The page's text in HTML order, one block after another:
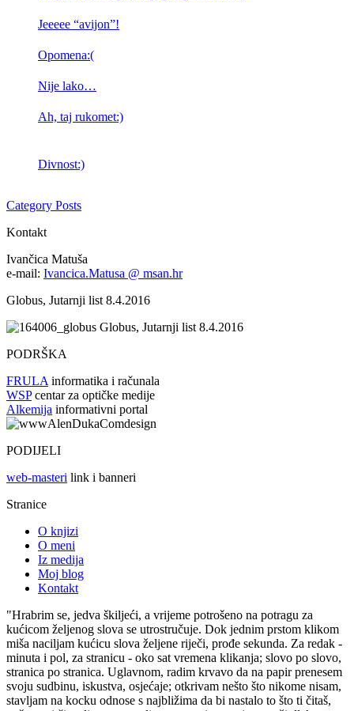
Jeeeee “avijon”!
Opomena:(
Nije lako…
Ah, taj rukomet:)
Divnost:)
Category Posts
Kontakt
Ivančica Matuša
e-mail: Ivancica.Matusa @ msan.hr
Globus, Jutarnji list 8.4.2016
Globus, Jutarnji list 8.4.2016
PODRŠKA
FRULA informatika i računala
WSPcentar za optičke medije
Alkemija informativni portal
PODIJELI
web-masteri link i banneri
Stranice
O knjizi
O meni
Iz medija
Moj blog
Kontakt
"Hrabrim se, jedva škiljeći, a vrijeme potrošeno na potragu za
kućicom željenog slova se utrostručuje. Dok jednim prstom klikom
miša naciljam kućicu slova željene riječi, prođe sekunda. Za redak -
minuta i pol, za stranicu - oko sat vremena klikanja; slovo po slovo,
stranica po stranica. Uglavnom, radim krvavo da na papir prenesem
svoju sudbinu, iskustva, osjećaje; otkrivam nešto što nikome nisam,
stavljam na kocku odnose s najbližima da bi nastalo to što ti čitaš,